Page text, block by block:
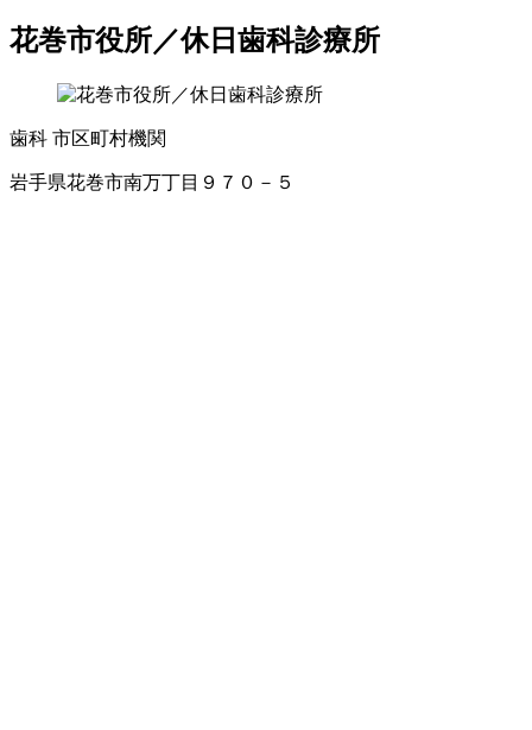
花巻市役所／休日歯科診療所
歯科 市区町村機関
岩手県花巻市南万丁目９７０－５